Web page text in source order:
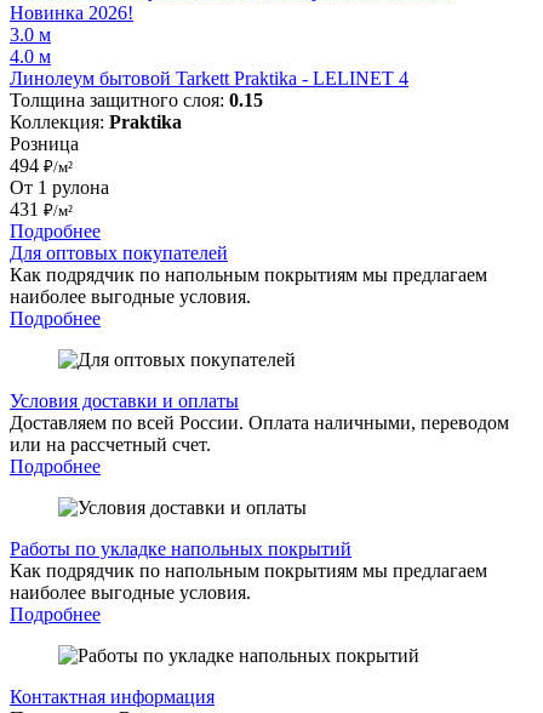
Новинка 2026!
3.0 м
4.0 м
Линолеум бытовой Tarkett Praktika - LELINET 4
Толщина защитного слоя: 0.15
Коллекция: Praktika
Розница
494 ₽/м²
От 1 рулона
431 ₽/м²
Подробнее
Для оптовых покупателей
Как подрядчик по напольным покрытиям мы предлагаем
наиболее выгодные условия.
Подробнее
Условия доставки и оплаты
Доставляем по всей России. Оплата наличными, переводом
или на рассчетный счет.
Подробнее
Работы по укладке напольных покрытий
Как подрядчик по напольным покрытиям мы предлагаем
наиболее выгодные условия.
Подробнее
Контактная информация